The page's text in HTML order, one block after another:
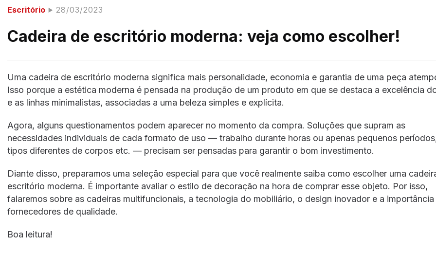
Escritório 28/03/2023
Cadeira de escritório moderna: veja como escolher!
Uma cadeira de escritório moderna significa mais personalidade, economia e garantia de uma peça
Isso porque a estética moderna é pensada na produção de um produto em que se destaca a excelência
e as linhas minimalistas, associadas a uma beleza simples e explícita.
Agora, alguns questionamentos podem aparecer no momento da compra. Soluções que supram as
necessidades individuais de cada formato de uso — trabalho durante horas ou apenas pequenos
tipos diferentes de corpos etc. — precisam ser pensadas para garantir o bom investimento.
Diante disso, preparamos uma seleção especial para que você realmente saiba como escolher uma
escritório moderna. É importante avaliar o estilo de decoração na hora de comprar esse objeto. Por isso,
falaremos sobre as cadeiras multifuncionais, a tecnologia do mobiliário, o design inovador e a importância
fornecedores de qualidade.
Boa leitura!